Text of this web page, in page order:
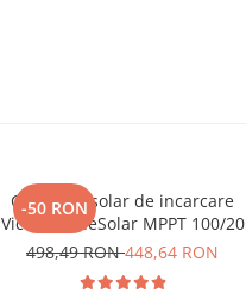
-50 RON
Controler solar de incarcare
Victron BlueSolar MPPT 100/20
498,49 RON448,64 RON